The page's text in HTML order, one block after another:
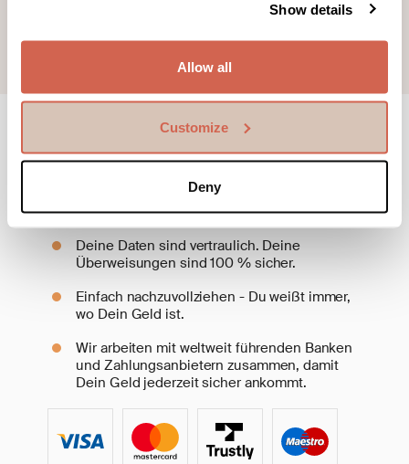
Show details
Allow all
Customize
Deny
befindest. Endlich sind Überweisungen ins Ausland
Bei uns bist Du gut aufgehoben
Wir werden von der Schwedischen FSA
beaufsichtigt.
Deine Daten sind vertraulich. Deine
Überweisungen sind 100 % sicher.
Einfach nachzuvollziehen - Du weißt immer,
wo Dein Geld ist.
Wir arbeiten mit weltweit führenden Banken
und Zahlungsanbietern zusammen, damit
Dein Geld jederzeit sicher ankommt.